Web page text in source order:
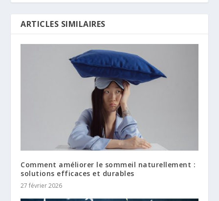
ARTICLES SIMILAIRES
Comment améliorer le sommeil naturellement :
solutions efficaces et durables
27 février 2026